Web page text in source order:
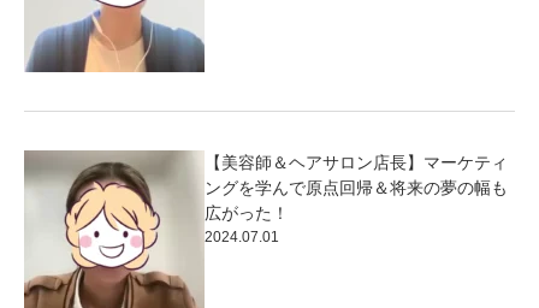
【美容師＆ヘアサロン店長】マーケティ
ングを学んで原点回帰＆将来の夢の幅も
広がった！
2024.07.01